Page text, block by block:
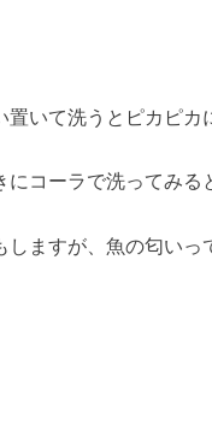
いて洗うとピカピカ
コーラで洗ってみる
ますが、魚の匂いっ